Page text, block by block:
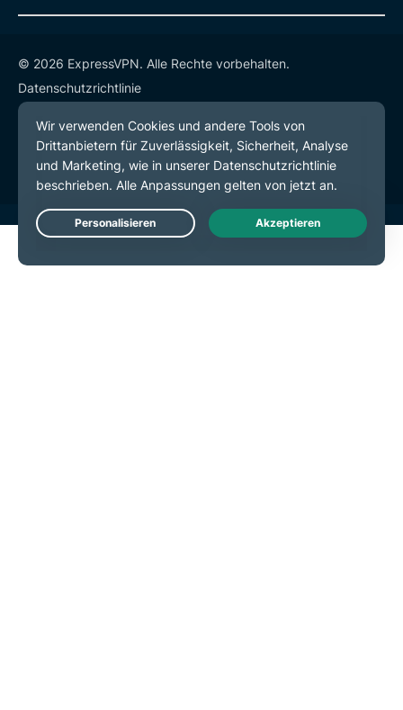
© 2026 ExpressVPN. Alle Rechte vorbehalten.
Datenschutzrichtlinie
Servicebedingungen
Cookie-Einstellungen
Live Chat